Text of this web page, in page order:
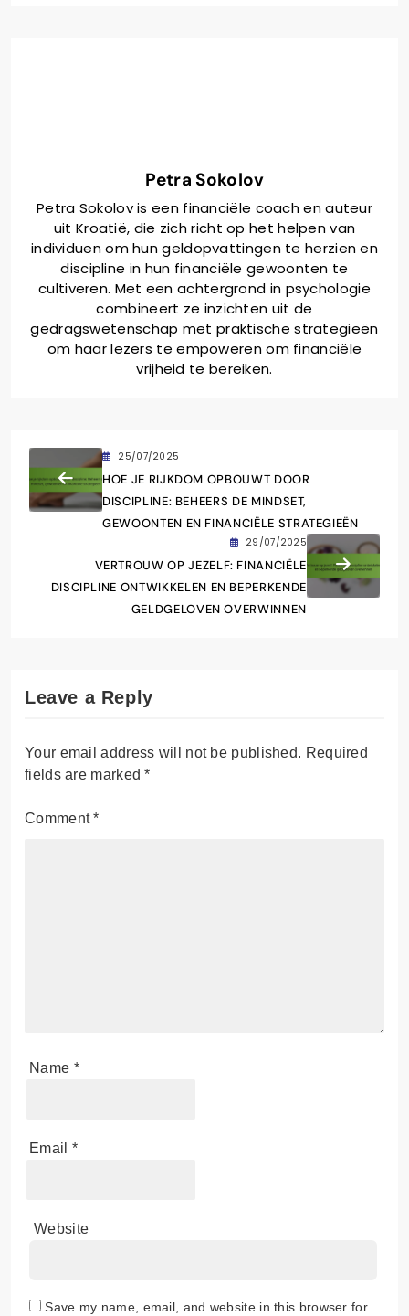
Petra Sokolov
Petra Sokolov is een financiële coach en auteur
uit Kroatië, die zich richt op het helpen van
individuen om hun geldopvattingen te herzien en
discipline in hun financiële gewoonten te
cultiveren. Met een achtergrond in psychologie
combineert ze inzichten uit de
gedragswetenschap met praktische strategieën
om haar lezers te empoweren om financiële
vrijheid te bereiken.
25/07/2025
HOE JE RIJKDOM OPBOUWT DOOR
DISCIPLINE: BEHEERS DE MINDSET,
GEWOONTEN EN FINANCIËLE STRATEGIEËN
29/07/2025
VERTROUW OP JEZELF: FINANCIËLE
DISCIPLINE ONTWIKKELEN EN BEPERKENDE
GELDGELOVEN OVERWINNEN
Leave a Reply
Your email address will not be published. Required
fields are marked*
Comment*
Name *
Email *
Website
Save my name, email, and website in this browser for